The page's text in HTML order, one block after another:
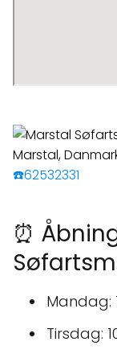
☎️62532331
⏰
Mandag:
Tirsdag: